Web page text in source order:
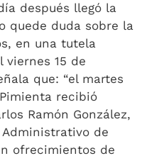
después llegó la
quede duda sobre la
en una tutela
viernes 15 de
que: “el martes
recibió
Ramón González,
de
ofrecimientos de